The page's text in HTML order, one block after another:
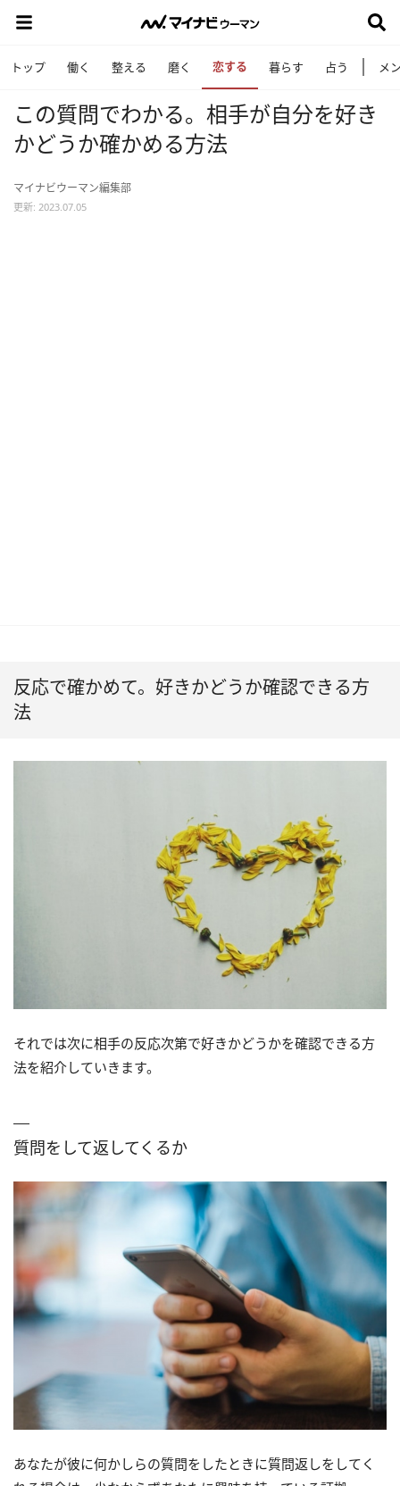
トップ 働く 整える 磨く 恋する 暮らす 占う メ
この質問でわかる。相手が自分を好き
かどうか確かめる方法
マイナビウーマン編集部
更新: 2023.07.05
反応で確かめて。好きかどうか確認できる方
法
それでは次に相手の反応次第で好きかどうかを確認できる方
法を紹介していきます。
質問をして返してくるか
あなたが彼に何かしらの質問をしたときに質問返しをしてく